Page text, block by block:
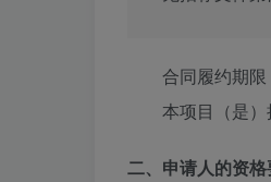
合同履约期限
本项目（是）
二、申请人的资格